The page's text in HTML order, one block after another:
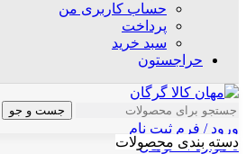
حساب کاربری من
پرداخت
سبد خرید
حراجستون
جست و جو
ورود / فرم ثبت نام
0 موارد / ۰ تومان
دسته بندی محصولات